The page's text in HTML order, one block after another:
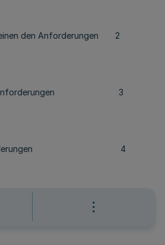
den Anforderungen 2
Anforderungen 3
Anforderungen 4
in besonderem Maße 5